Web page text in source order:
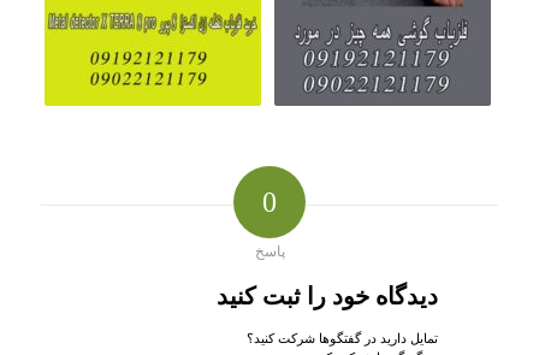
0
پاسخ
دیدگاه خود را ثبت کنید
تمایل دارید در گفتگوها شرکت کنید؟